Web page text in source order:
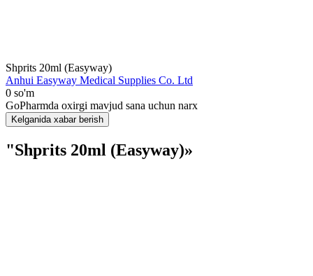
Shprits 20ml (Easyway)
Anhui Easyway Medical Supplies Co. Ltd
0 so'm
GoPharmda oxirgi mavjud sana uchun narx
Kelganida xabar berish
"Shprits 20ml (Easyway)»